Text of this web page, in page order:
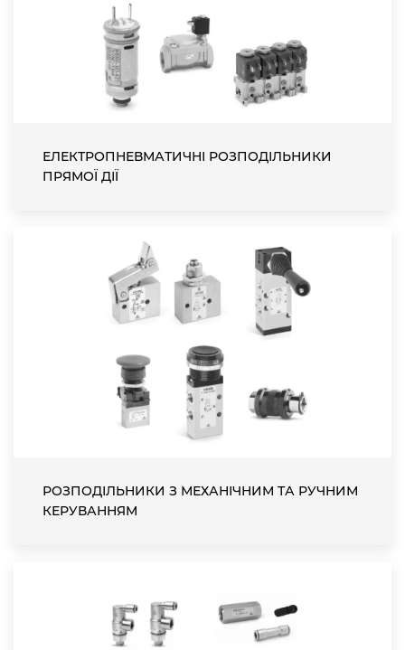
ЕЛЕКТРОПНЕВМАТИЧНІ РОЗПОДІЛЬНИКИ
ПРЯМОЇ ДІЇ
РОЗПОДІЛЬНИКИ З МЕХАНІЧНИМ ТА РУЧНИМ
КЕРУВАННЯМ